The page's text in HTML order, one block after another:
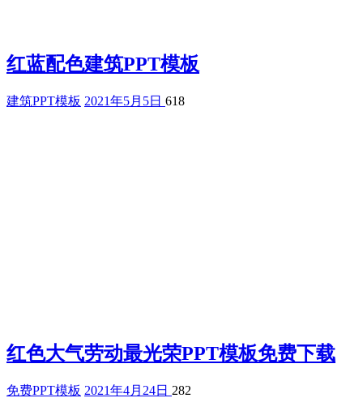
红蓝配色建筑PPT模板
建筑PPT模板 2021年5月5日 618
红色大气劳动最光荣PPT模板免费下载
免费PPT模板 2021年4月24日 282